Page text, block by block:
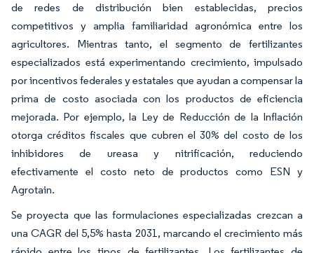
de redes de distribución bien establecidas, precios
competitivos y amplia familiaridad agronómica entre los
agricultores. Mientras tanto, el segmento de fertilizantes
especializados está experimentando crecimiento, impulsado
por incentivos federales y estatales que ayudan a compensar la
prima de costo asociada con los productos de eficiencia
mejorada. Por ejemplo, la Ley de Reducción de la Inflación
otorga créditos fiscales que cubren el 30% del costo de los
inhibidores de ureasa y nitrificación, reduciendo
efectivamente el costo neto de productos como ESN y
Agrotain.
Se proyecta que las formulaciones especializadas crezcan a
una CAGR del 5,5% hasta 2031, marcando el crecimiento más